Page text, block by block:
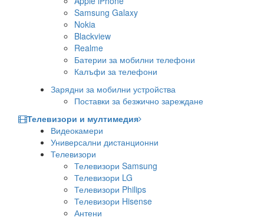
Samsung Galaxy
Nokia
Blackview
Realme
Батерии за мобилни телефони
Калъфи за телефони
Зарядни за мобилни устройства
Поставки за безжично зареждане
Телевизори и мултимедия
Видеокамери
Универсални дистанционни
Телевизори
Телевизори Samsung
Телевизори LG
Телевизори Philips
Телевизори Hisense
Антени